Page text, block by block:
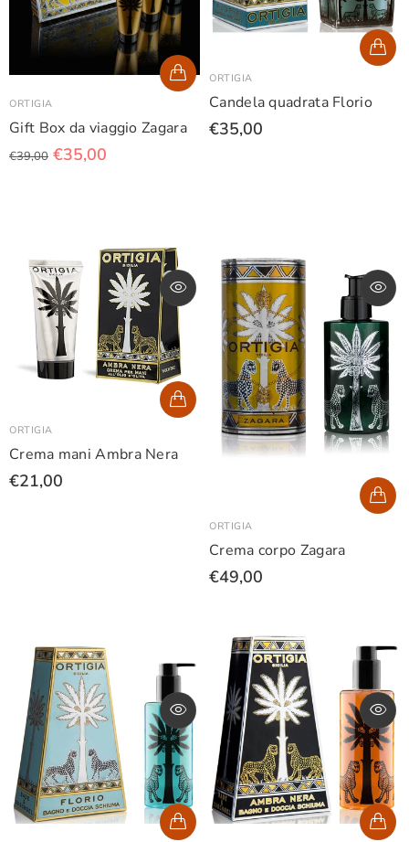
ORTIGIA
Gift Box da viaggio Zagara
€39,00 €35,00
ORTIGIA
Candela quadrata Florio
€35,00
ORTIGIA
Crema mani Ambra Nera
€21,00
ORTIGIA
Crema corpo Zagara
€49,00